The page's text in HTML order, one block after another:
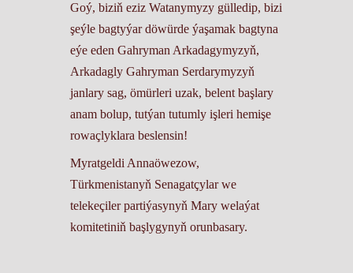
Goý, biziň eziz Watanymyzy gülledip, bizi
şeýle bagtyýar döwürde ýaşamak bagtyna
eýe eden Gahryman Arkadagymyzyň,
Arkadagly Gahryman Serdarymyzyň
janlary sag, ömürleri uzak, belent başlary
anam bolup, tutýan tutumly işleri hemişe
rowaçlyklara beslensin!
Myratgeldi Annaöwezow,
Türkmenistanyň Senagatçylar we
telekeçiler partiýasynyň Mary welaýat
komitetiniň başlygynyň orunbasary.